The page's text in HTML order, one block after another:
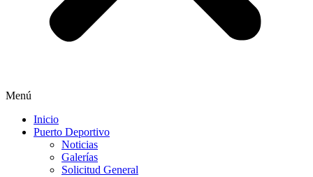
Menú
Inicio
Puerto Deportivo
Noticias
Galerías
Solicitud General